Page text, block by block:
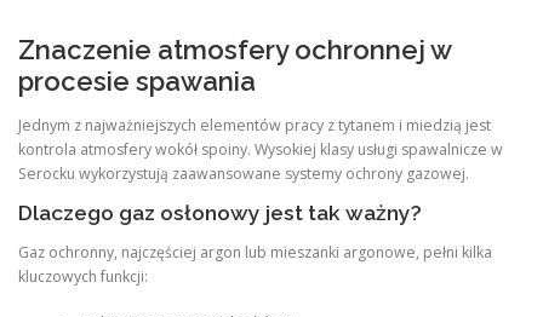
Znaczenie atmosfery ochronnej w
procesie spawania
Jednym z najważniejszych elementów pracy z tytanem i miedzią jest
kontrola atmosfery wokół spoiny. Wysokiej klasy usługi spawalnicze w
Serocku wykorzystują zaawansowane systemy ochrony gazowej.
Dlaczego gaz osłonowy jest tak ważny?
Gaz ochronny, najczęściej argon lub mieszanki argonowe, pełni kilka
kluczowych funkcji: